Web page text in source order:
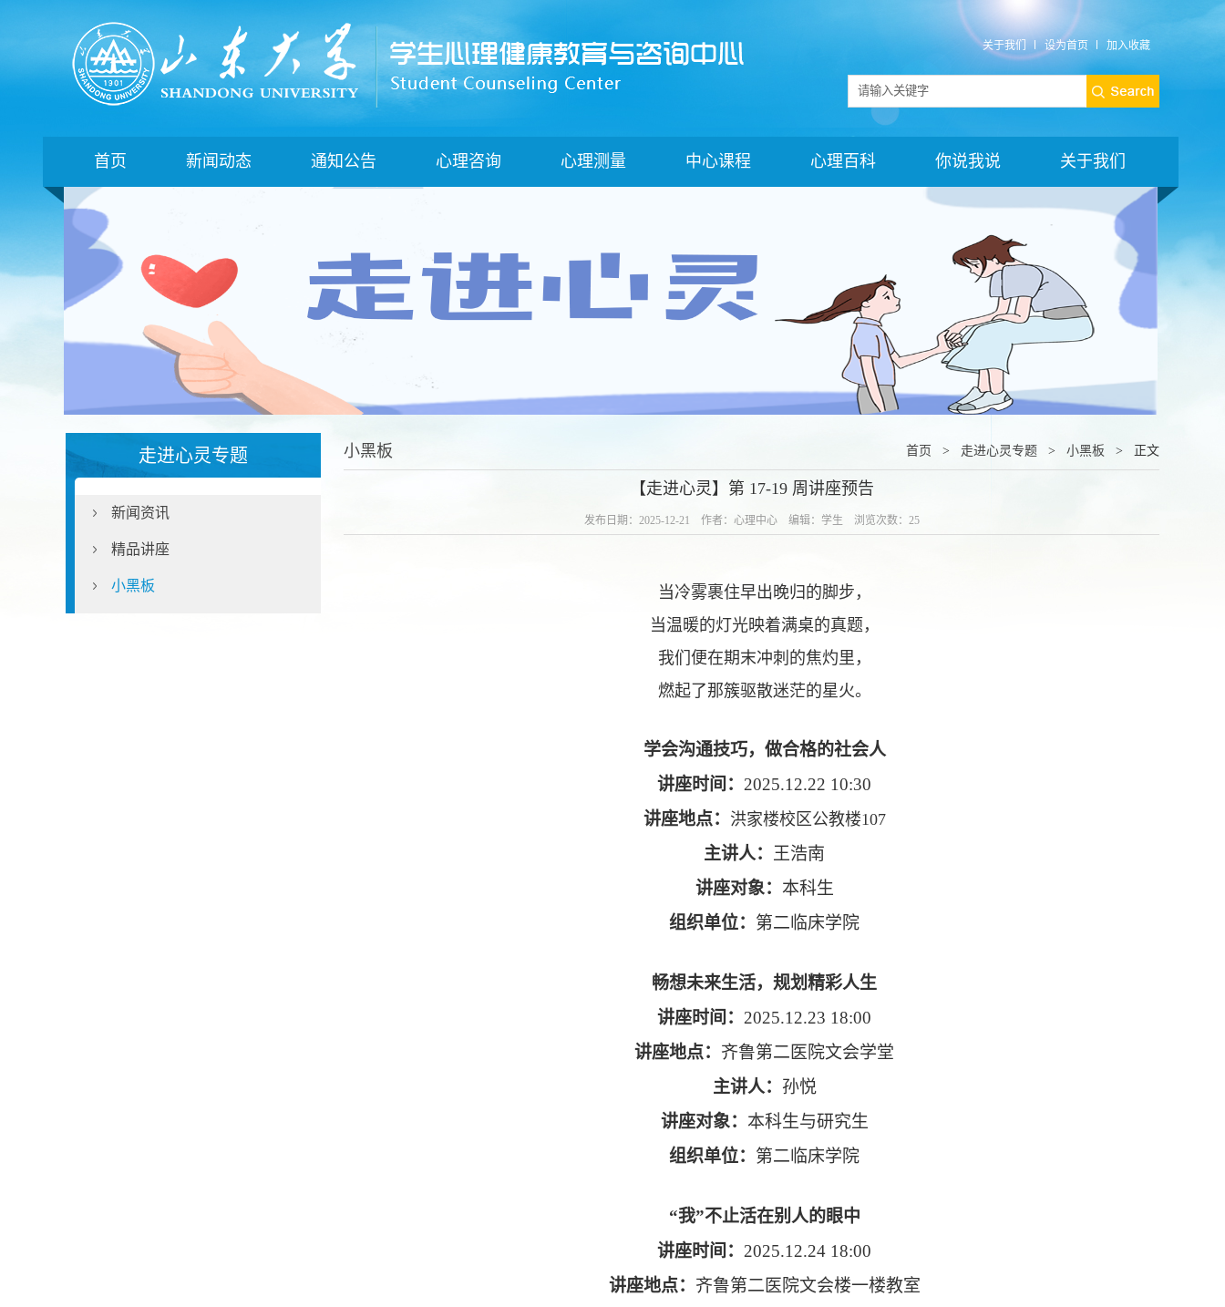
关于我们 设为首页 加入收藏
首页 新闻动态 通知公告 心理咨询 心理测量 中心课程 心理百科 你说我说 关于我们
走进心灵专题
新闻资讯
精品讲座
小黑板
首页 > 走进心灵专题 > 小黑板 > 正文
小黑板
【走进心灵】第 17-19 周讲座预告
发布日期：2025-12-21 作者：心理中心 编辑：学生 浏览次数： 25
当冷雾裹住早出晚归的脚步，
当温暖的灯光映着满桌的真题，
我们便在期末冲刺的焦灼里，
燃起了那簇驱散迷茫的星火。
学会沟通技巧，做合格的社会人
讲座时间： 2025.12.22 10:30
讲座地点： 洪家楼校区公教楼107
主讲人： 王浩南
讲座对象： 本科生
组织单位： 第二临床学院
畅想未来生活，规划精彩人生
讲座时间： 2025.12.23 18:00
讲座地点： 齐鲁第二医院文会学堂
主讲人： 孙悦
讲座对象： 本科生与研究生
组织单位： 第二临床学院
“我”不止活在别人的眼中
讲座时间： 2025.12.24 18:00
讲座地点： 齐鲁第二医院文会楼一楼教室